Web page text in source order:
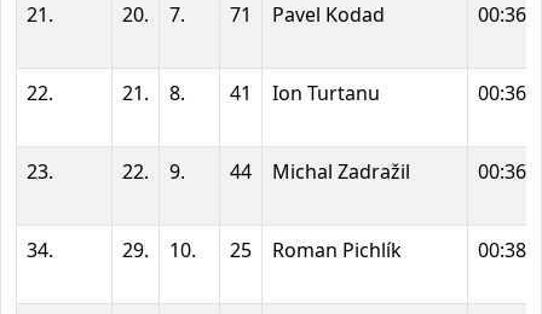
21. 20. 7. 71 Pavel Kodad
22. 21. 8. 41 Ion Turtanu
23. 22. 9. 44 Michal Zadražil
34. 29. 10. 25 Roman Pichlík